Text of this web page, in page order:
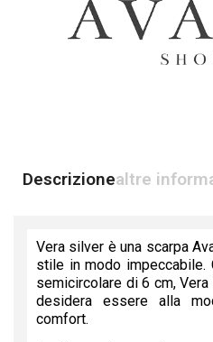
Descrizionealtre
Vera silver è una scarpa
stile in modo impeccabile.
semicircolare di 6 cm,
desidera essere alla
comfort.